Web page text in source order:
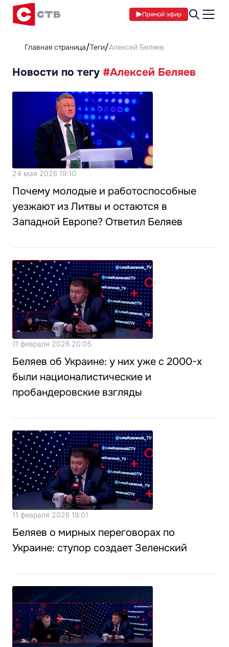
Прямой эфир
Главная страница Теги Алексей Беляев
Новости по тегу #Алексей Беляев
24 мая 2026 19:10
Почему молодые и работоспособные
уезжают из Литвы и остаются в
Западной Европе? Ответил Беляев
11 февраля 2026 20:05
Беляев об Украине: у них уже с 2000-х
были националистические и
пробандеровские взгляды
11 февраля 2026 19:01
Беляев о мирных переговорах по
Украине: ступор создает Зеленский